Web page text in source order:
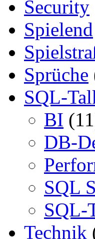
Security
Spielend
Sprüche
SQL-
BI
DB-
SQL
SQL-
Technik